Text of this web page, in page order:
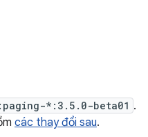
*:3.5.0-beta01 .
các thay đổi sau.